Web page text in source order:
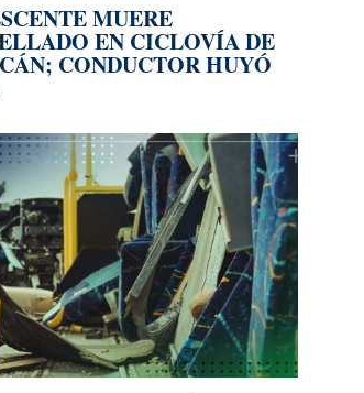
MUERE
EN CICLOVÍA DE
CONDUCTOR HUYÓ